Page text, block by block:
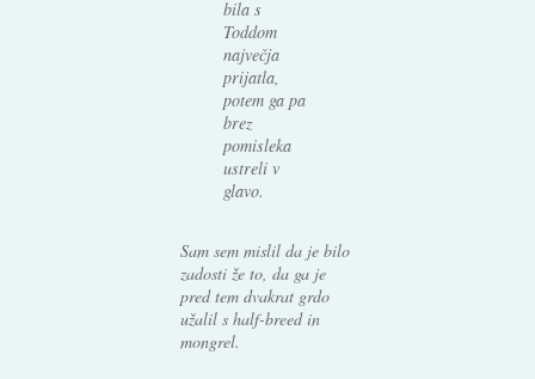
bila s
Toddom
največja
prijatla,
potem ga pa
brez
pomisleka
ustreli v
glavo.
Sam sem mislil da je bilo
zadosti že to, da ga je
pred tem dvakrat grdo
užalil s half-breed in
mongrel.